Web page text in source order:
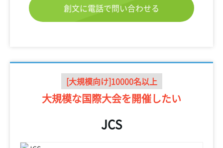
創文に電話で問い合わせる
[大規模向け]10000名以上
大規模な国際大会を開催したい
JCS